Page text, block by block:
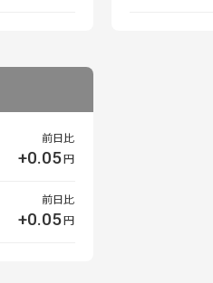
前日比
+0.05円
前日比
+0.05円